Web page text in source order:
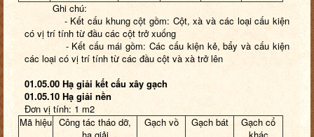
Ghi chú:
- Kết cấu khung cột gồm: Cột, xà và các loại cấu kiện
có vị trí tính từ đầu các cột trở xuống
- Kết cấu mái gồm: Các cấu kiện kẻ, bẩy và cấu kiện
các loại có vị trí tính từ các đầu cột và xà trở lên
01.05.00 Hạ giải kết cấu xây gạch
01.05.10 Hạ giải nền
Đơn vị tính: 1 m2
Mã hiệu Công tác tháo dỡ,
Gạch vồ Gạch bát
Gạch cổ